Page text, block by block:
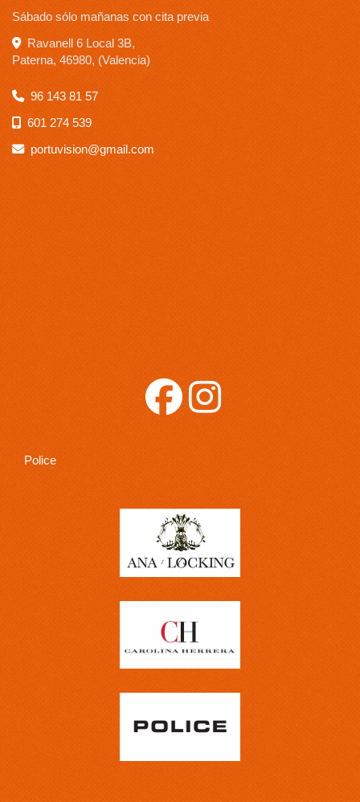
Sábado sólo mañanas con cita previa
Ravanell 6 Local 3B,
Paterna, 46980, (Valencia)
96 143 81 57
601 274 539
portuvision
gmail.com
Police